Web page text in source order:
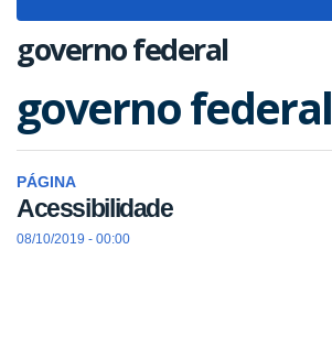
governo federal
governo federal
PÁGINA
Acessibilidade
08/10/2019 - 00:00